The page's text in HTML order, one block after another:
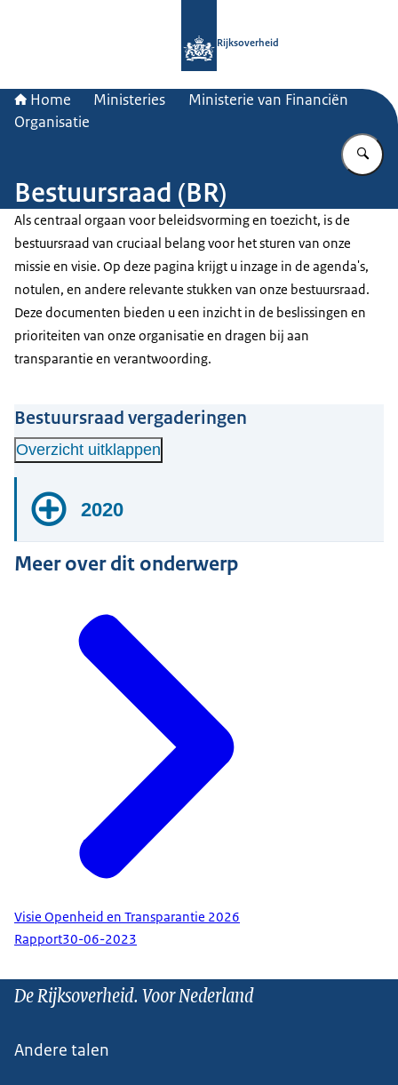
Rijksoverheid
Home Ministeries
Ministerie van Financiën
Organisatie
Bestuursraad (BR)
Als centraal orgaan voor beleidsvorming en toezicht, is de
bestuursraad van cruciaal belang voor het sturen van onze
missie en visie. Op deze pagina krijgt u inzage in de agenda's,
notulen, en andere relevante stukken van onze bestuursraad.
Deze documenten bieden u een inzicht in de beslissingen en
prioriteiten van onze organisatie en dragen bij aan
transparantie en verantwoording.
Bestuursraad vergaderingen
Overzicht uitklappen
2020
Januari
Meer over dit onderwerp
Visie Openheid en Transparantie 2026
Rapport30-06-2023
De Rijksoverheid. Voor Nederland
Andere talen